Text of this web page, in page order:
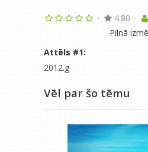
· 4.80 ·
Pilnā
Attēls #1:
2012.g
Vēl par šo tēmu